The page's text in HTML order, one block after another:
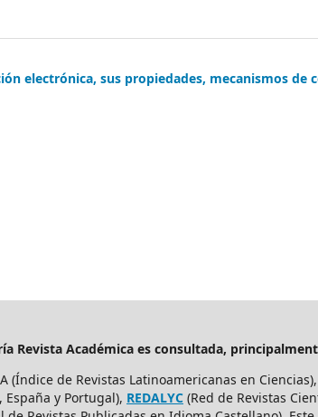
electrónica, sus propiedades, mecanismos de
Revista Académica es consultada,
(Índice de Revistas Latinoamericanas en Ciencias),
y Portugal), REDALYC (Red de Revistas